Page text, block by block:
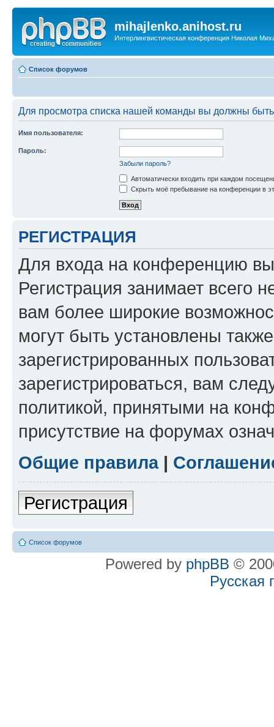
mihajlenko.anihost.ru
Интерлингвистическая конференция Николая
Список форумов
Для просмотра списка нашей команды вы должны
Имя пользователя:
Пароль:
Забыли пароль?
Автоматически входить при каждом
Скрыть моё пребывание на конференции в
РЕГИСТРАЦИЯ
Для входа на конференцию
Регистрация занимает всего
вам более широкие
могут быть установлены
зарегистрированных
зарегистрироваться, вам
политикой, принятыми на
присутствие на форумах
Общие правила|
Регистрация
Список форумов
Powered by phpBB ©
Русская